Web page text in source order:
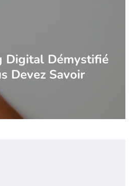
Digital Démystifié
Devez Savoir